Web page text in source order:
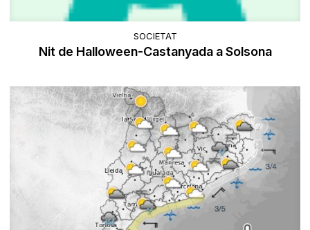
SOCIETAT
Nit de Halloween-Castanyada a Solsona